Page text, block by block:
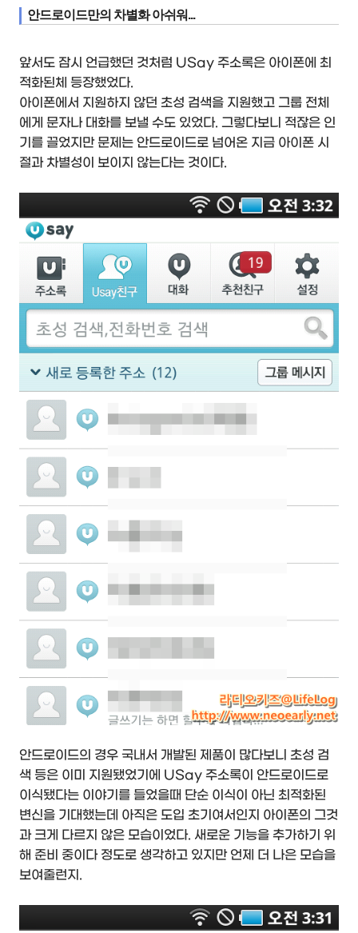
안드로이드만의 차별화 아쉬워...
앞서도 잠시 언급했던 것처럼 USay 주소록은 아이폰에 최
적화된체 등장했었다.
아이폰에서 지원하지 않던 초성 검색을 지원했고 그룹 전체
에게 문자나 대화를 보낼 수도 있었다. 그렇다보니 적잖은 인
기를 끌었지만 문제는 안드로이드로 넘어온 지금 아이폰 시
절과 차별성이 보이지 않는다는 것이다.
안드로이드의 경우 국내서 개발된 제품이 많다보니 초성 검
색 등은 이미 지원됐었기에 USay 주소록이 안드로이드로
이식됐다는 이야기를 들었을때 단순 이식이 아닌 최적화된
변신을 기대했는데 아직은 도입 초기여서인지 아이폰의 그것
과 크게 다르지 않은 모습이었다. 새로운 기능을 추가하기 위
해 준비 중이다 정도로 생각하고 있지만 언제 더 나은 모습을
보여줄런지.